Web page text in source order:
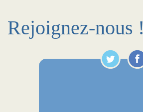
Rejoignez-nous !